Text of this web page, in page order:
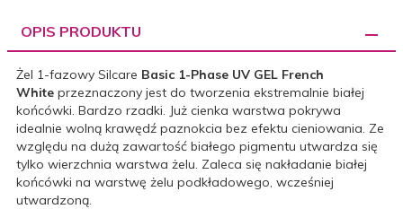
OPIS PRODUKTU
Żel 1-fazowy Silcare Basic 1-Phase UV GEL French
White przeznaczony jest do tworzenia ekstremalnie białej
końcówki. Bardzo rzadki. Już cienka warstwa pokrywa
idealnie wolną krawędź paznokcia bez efektu cieniowania. Ze
względu na dużą zawartość białego pigmentu utwardza się
tylko wierzchnia warstwa żelu. Zaleca się nakładanie białej
końcówki na warstwę żelu podkładowego, wcześniej
utwardzoną.